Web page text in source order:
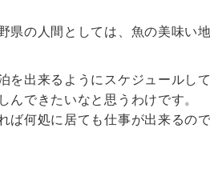
県の人間としては、魚の美味い
を出来るようにスケジュールし
んできたいなと思うわけです。
ば何処に居ても仕事が出来るの